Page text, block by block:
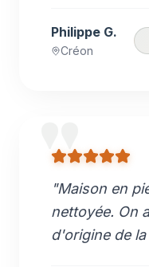
Philippe G.
Créon
"Maison en
nettoyée. On
d'origine de